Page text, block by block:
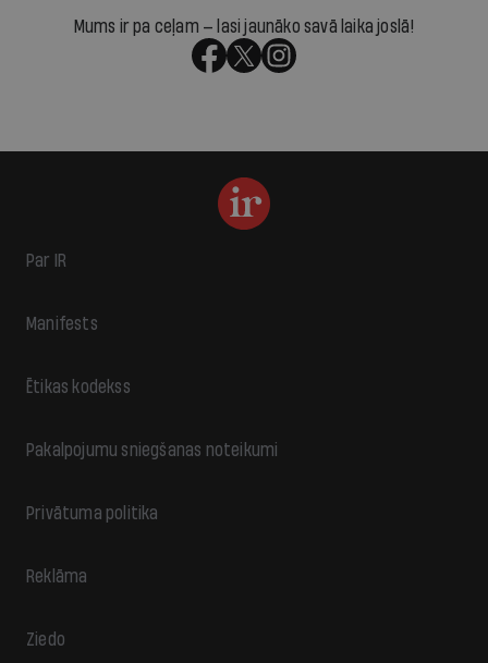
Mums ir pa ceļam — lasi jaunāko savā laika joslā!
Par IR
Manifests
Ētikas kodekss
Pakalpojumu sniegšanas noteikumi
Privātuma politika
Reklāma
Ziedo